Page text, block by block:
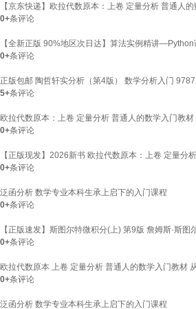
【京东快递】欧拉代数原本：上卷 定量分析 普通人
0+条评论
【全新正版 90%地区次日达】算法实例精讲
0+条评论
正版包邮 陶哲轩实分析（第4版） 数学分析入门
5+条评论
欧拉代数原本：上卷 定量分析 普通人的数学入门教
0+条评论
【正版现发】2026新书 欧拉代数原本：上卷 定量
0+条评论
泛函分析 数学专业本科生承上启下的入门课程
0+条评论
【正版速发】斯图尔特微积分(上) 第9版 詹姆斯·斯
0+条评论
欧拉代数原本 上卷 定量分析 普通人的数学入门教材
0+条评论
泛函分析 数学专业本科生承上启下的入门课程